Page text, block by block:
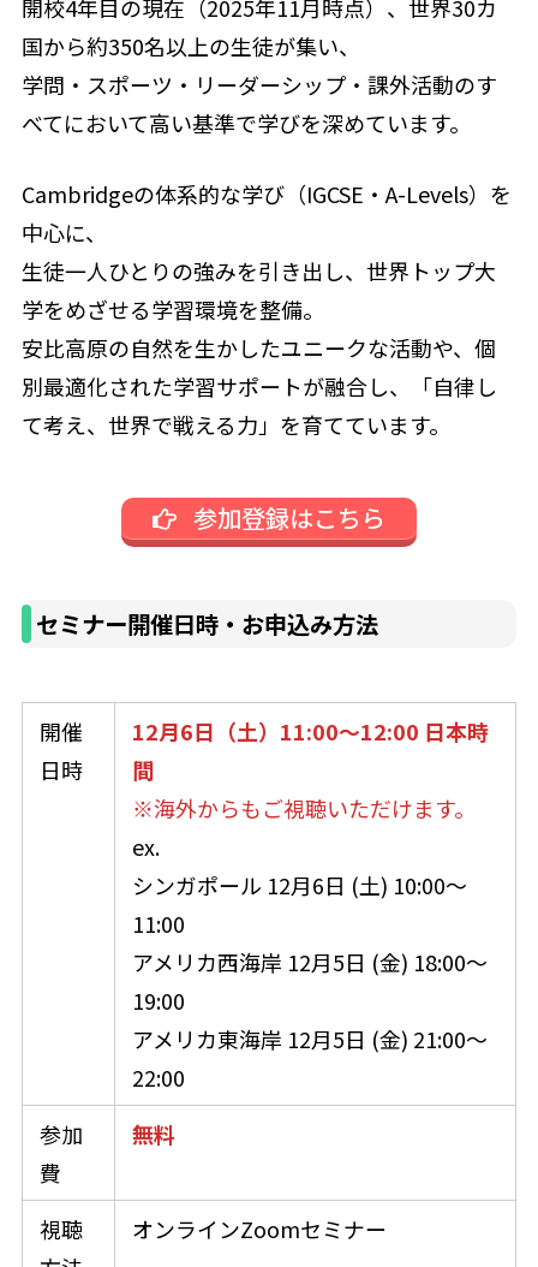
開校4年目の現在（2025年11月時点）、世界30カ
国から約350名以上の生徒が集い、
学問・スポーツ・リーダーシップ・課外活動のす
べてにおいて高い基準で学びを深めています。
Cambridgeの体系的な学び（IGCSE・A-Levels）を
中心に、
生徒一人ひとりの強みを引き出し、世界トップ大
学をめざせる学習環境を整備。
安比高原の自然を生かしたユニークな活動や、個
別最適化された学習サポートが融合し、「自律し
て考え、世界で戦える力」を育てています。
参加登録はこちら
セミナー開催日時・お申込み方法
開催
日時
12月6日（土）11:00～12:00 日本時
間
※海外からもご視聴いただけます。
ex.
シンガポール 12月6日 (土) 10:00～
11:00
アメリカ西海岸 12月5日 (金) 18:00～
19:00
アメリカ東海岸 12月5日 (金) 21:00～
22:00
参加
費
無料
視聴
オンラインZoomセミナー